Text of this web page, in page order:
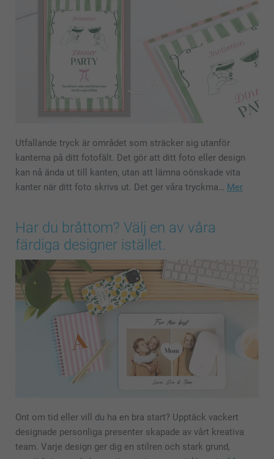
Utfallande tryck är området som sträcker sig utanför
kanterna på ditt fotofält. Det gör att ditt foto eller design
kan nå ända ut till kanten, utan att lämna oönskade vita
kanter när ditt foto skrivs ut. Det ger våra tryckma… Mer
Har du bråttom? Välj en av våra
färdiga designer istället.
Ont om tid eller vill du ha en bra start? Upptäck vackert
designade personliga presenter skapade av vårt kreativa
team. Varje design ger dig en stilren och stark grund,